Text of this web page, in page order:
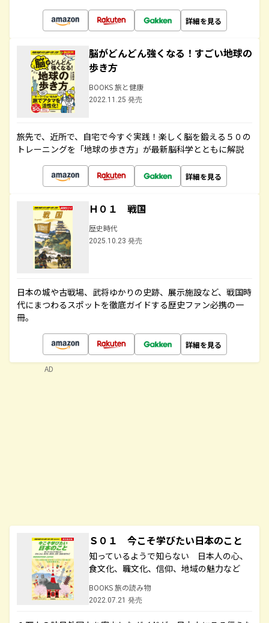
詳細を見る
脳がどんどん強くなる！すごい地球の
歩き方
BOOKS 旅と健康
2022.11.25 発売
旅先で、近所で、自宅で今すぐ実践！楽しく脳を鍛える５０の
トレーニングを「地球の歩き方」が最新脳科学とともに解説
詳細を見る
Ｈ０１ 戦国
歴史時代
2025.10.23 発売
日本の城や古戦場、武将ゆかりの史跡、展示施設など、戦国時
代にまつわるスポットを徹底ガイドする歴史ファン必携の一
冊。
詳細を見る
Ｓ０１ 今こそ学びたい日本のこと
知っているようで知らない 日本人の心、
食文化、職文化、信仰、地域の魅力など
BOOKS 旅の読み物
2022.07.21 発売
AD